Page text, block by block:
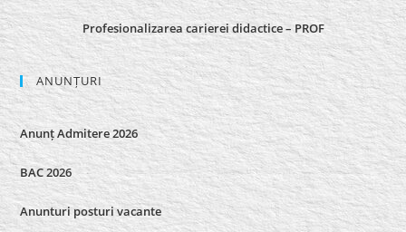
Profesionalizarea carierei didactice – PROF
ANUNȚURI
Anunț Admitere 2026
BAC 2026
Anunturi posturi vacante